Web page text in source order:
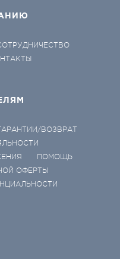
ВОЗВРАТ
ПОМОЩЬ
ОФЕРТЫ